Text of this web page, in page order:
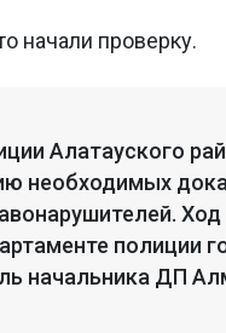
начали проверку.
Алатауского
необходимых
Ход
полиции
начальника ДП